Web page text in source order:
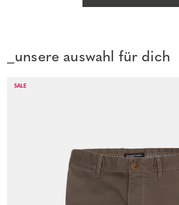
_unsere auswahl für dich
SALE